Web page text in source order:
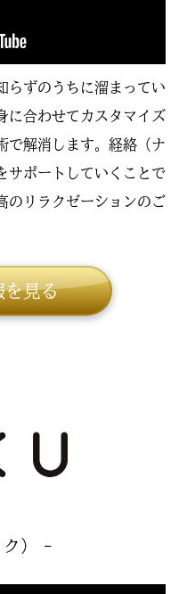
らずのうちに溜まってい
に合わせてカスタマイズ
で解消します。経絡（ナ
サポートしていくことで
のリラクゼーションのご
を見る
） -